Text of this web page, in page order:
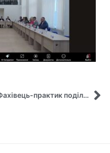
Фахівець-практик поділився досвідом зі здобувачами спеціальності «Публічне управління та адміністрування»